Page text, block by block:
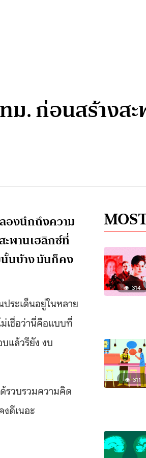
. ก่อนสร้างส
องนึกถึงความ
พานเฮลิกซ์ที่
นั้นบ้าง มันก็คง
ระเด็นอยู่ในหลาย
เชื่อว่านี่คือแบบที่
แล้วรึยัง งบ
รวบรวมความคิด
ดีเนอะ
314
311